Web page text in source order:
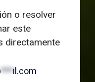
o resolver
este
directamente
***il.com